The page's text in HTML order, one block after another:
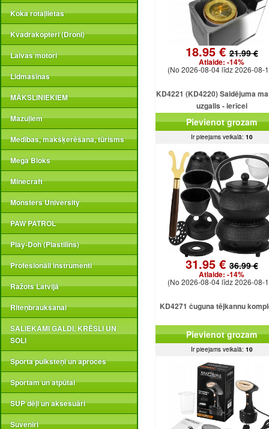
Koka rotaļlietas
Kvadrakopteri (Droni)
Laivas motori
Lidmašīnas
MĀKSLINIEKIEM
Mazuļiem
Medības, makšķerēšana, tūrisms
Mega Bloks
Minecraft
Monsters University
PAW PATROL
Play-Doh (Plastilīns)
Profesionāli instrumenti
Ražots Latvijā
Riteņbraukšanai
SALIEKAMI GALDI, KRĒSLI UN
SOLI
Sporta pulksteņi un aproces
Sportam un atpūtai
SUP dēļi un aksesuāri
Suvenīri
18.95 €21.99 €
Atlaide: -14%
(No 2026-08-04 līdz 2026-08-
KD4221 (KD4220) Saldējuma
uzgalis - ierīcei
Pievienot grozam
Ir pieejams veikalā: 10
31.95 €36.99 €
Atlaide: -14%
(No 2026-08-04 līdz 2026-08-
KD4271 čuguna tējkannu
Pievienot grozam
Ir pieejams veikalā: 10